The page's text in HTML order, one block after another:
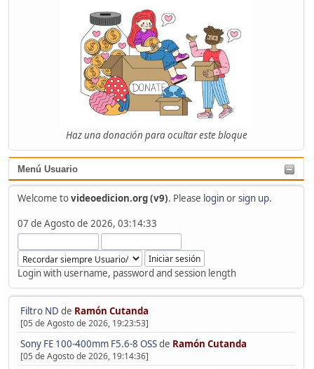
Haz una donación para ocultar este bloque
Menú Usuario
Welcome tovideoedicion.org (v9). Please loginorsign up.
07 de Agosto de 2026, 03:14:33
Login with username, password and session length
Filtro ND de Ramón Cutanda
[05 de Agosto de 2026, 19:23:53]
Sony FE 100-400mm F5.6-8 OSSde Ramón Cutanda
[05 de Agosto de 2026, 19:14:36]